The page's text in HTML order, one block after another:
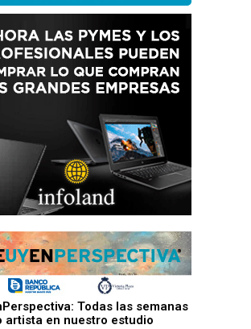
Todas las semanas
artista en nuestro estudio